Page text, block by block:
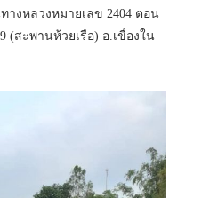
งหลวงหมายเลข 2404 ตอน
(สะพานห้วยเรือ) อ.เขื่องใน